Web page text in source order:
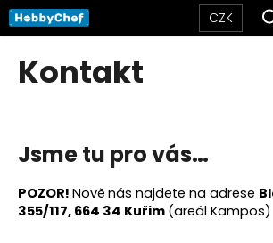
Přejít
na
obsah
CZK
Kontakt
Jsme tu pro vás…
POZOR! Nově nás najdete na adrese
355/117, 664 34 Kuřim (areál Kampos)
K
o
p
o
t
ř